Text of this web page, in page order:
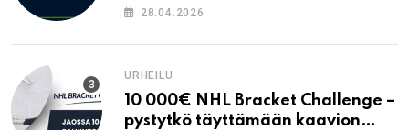
28.04.2026
URHEILU
10 000€ NHL Bracket Challenge –
pystytkö täyttämään kaavion